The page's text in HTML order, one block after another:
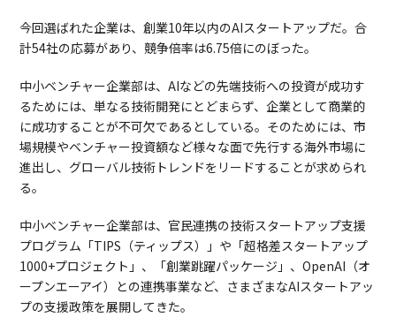
今回選ばれた企業は、創業10年以内のAIスタートアップだ。合
計54社の応募があり、競争倍率は6.75倍にのぼった。
中小ベンチャー企業部は、AIなどの先端技術への投資が成功す
るためには、単なる技術開発にとどまらず、企業として商業的
に成功することが不可欠であるとしている。そのためには、市
場規模やベンチャー投資額など様々な面で先行する海外市場に
進出し、グローバル技術トレンドをリードすることが求められ
る。
中小ベンチャー企業部は、官民連携の技術スタートアップ支援
プログラム「TIPS（ティップス）」や「超格差スタートアップ
1000+プロジェクト」、「創業跳躍パッケージ」、OpenAI（オ
ープンエーアイ）との連携事業など、さまざまなAIスタートアッ
プの支援政策を展開してきた。